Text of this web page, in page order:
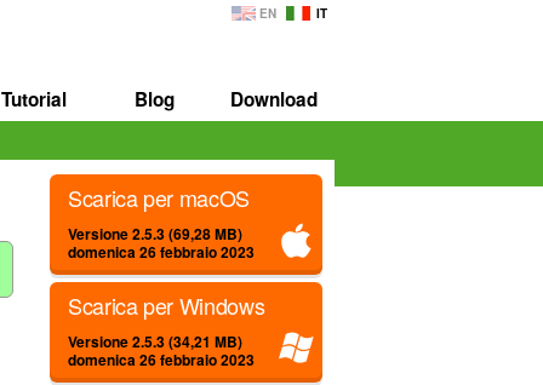
EN IT
Tutorial Blog Download
Scarica per macOS
Versione 2.5.3 (69,28 MB)
domenica 26 febbraio 2023
Scarica per Windows
Versione 2.5.3 (34,21 MB)
domenica 26 febbraio 2023